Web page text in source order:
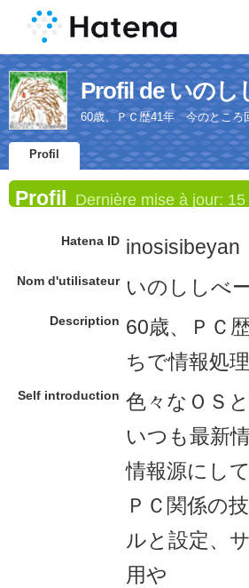
Profil de いのし
60歳、ＰＣ歴41年 今のところ
Profil
Profil Dernière mise à jour:
Hatena ID inosisibeyan
Nom d'utilisateur いのししべ
Description 60歳、ＰＣ
ちで情報処
Self introduction 色々なＯＳ
いつも最新
情報源にし
ＰＣ関係の
ルと設定、
用や